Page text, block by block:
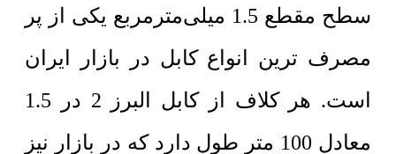
سطح مقطع 1.5 میلی‌مترمربع یکی از پر
مصرف ترین انواع کابل در بازار ایران
است. هر کلاف از کابل البرز 2 در 1.5
معادل 100 متر طول دارد که در بازار نیز